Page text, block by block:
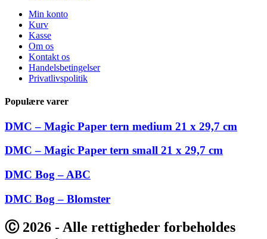
Min konto
Kurv
Kasse
Om os
Kontakt os
Handelsbetingelser
Privatlivspolitik
Populære varer
DMC – Magic Paper tern medium 21 x 29,7 cm
DMC – Magic Paper tern small 21 x 29,7 cm
DMC Bog – ABC
DMC Bog – Blomster
Ⓒ 2026 - Alle rettigheder forbeholdes